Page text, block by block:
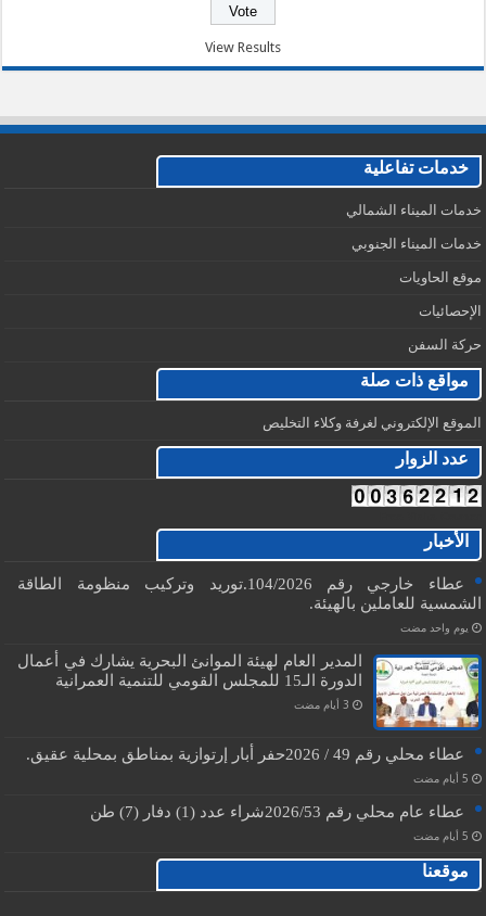
View Results
خدمات تفاعلية
خدمات الميناء الشمالي
خدمات الميناء الجنوبي
موقع الحاويات
الإحصائيات
حركة السفن
مواقع ذات صلة
الموقع الإلكتروني لغرفة وكلاء التخليص
عدد الزوار
الأخبار
عطاء خارجي رقم 104/2026.توريد وتركيب منظومة الطاقة
الشمسية للعاملين بالهيئة.
‏يوم واحد مضت
المدير العام لهيئة الموانئ البحرية يشارك في أعمال
الدورة الـ15 للمجلس القومي للتنمية العمرانية
عطاء محلي رقم 49 / 2026حفر أبار إرتوازية بمناطق بمحلية عقيق.
عطاء عام محلي رقم 2026/53شراء عدد (1) دفار (7) طن
موقعنا